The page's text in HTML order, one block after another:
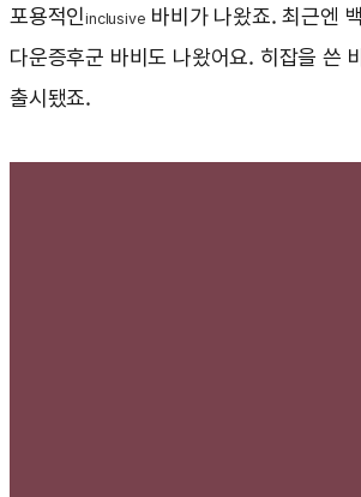
포용적인inclusive 바비가 나왔죠. 최근엔
다운증후군 바비도 나왔어요. 히잡을 쓴
출시됐죠.